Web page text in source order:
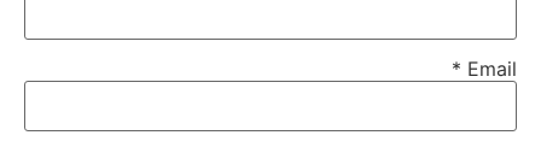
Email
*